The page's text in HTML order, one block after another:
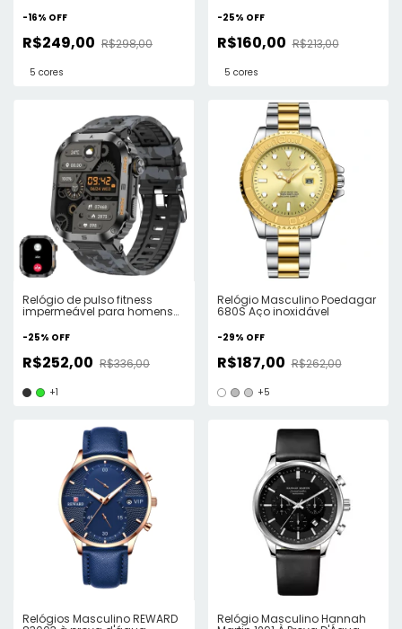
-16% OFF
R$249,00 R$298,00
5 cores
-25% OFF
R$160,00 R$213,00
5 cores
Relógio de pulso fitness
impermeável para homens
-25% OFF
R$252,00 R$336,00
+1
Relógio Masculino Poedagar
680S Aço inoxidável
-29% OFF
R$187,00 R$262,00
+5
Relógios Masculino REWARD Relógio Masculino Hannah